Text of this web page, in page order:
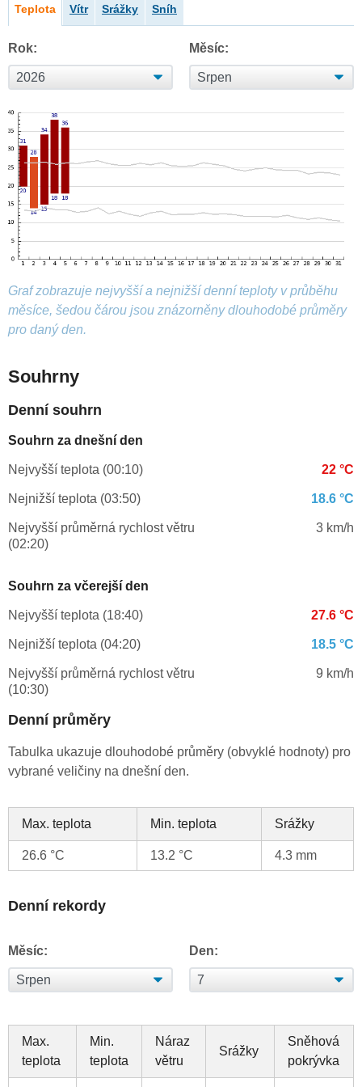
Teplota Vítr Srážky Sníh
Rok: Měsíc:
Graf zobrazuje nejvyšší a nejnižší denní teploty v průběhu
měsíce, šedou čárou jsou znázorněny dlouhodobé průměry
pro daný den.
Souhrny
Denní souhrn
Souhrn za dnešní den
Nejvyšší teplota (00:10) 22 °C
Nejnižší teplota (03:50) 18.6 °C
Nejvyšší průměrná rychlost větru
(02:20)
3 km/h
Souhrn za včerejší den
Nejvyšší teplota (18:40) 27.6 °C
Nejnižší teplota (04:20) 18.5 °C
Nejvyšší průměrná rychlost větru
(10:30)
9 km/h
Denní průměry
Tabulka ukazuje dlouhodobé průměry (obvyklé hodnoty) pro
vybrané veličiny na dnešní den.
Max. teplota Min. teplota Srážky
26.6 °C 13.2 °C 4.3 mm
Denní rekordy
Měsíc: Den:
Max.
teplota
Min.
teplota
Náraz
větru
Srážky
Sněhová
pokrývka